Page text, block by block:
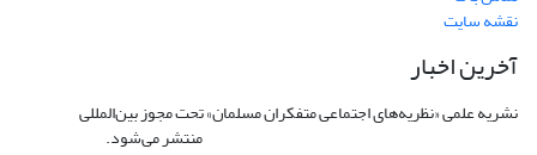
نقشه سایت
آخرین اخبار
نشریه علمی «نظریه‌های اجتماعی متفکران مسلمان» تحت مجوز بین‌المللی
منتشر می‌شود.